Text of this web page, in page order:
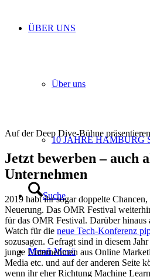
ÜBER UNS
Über uns
10 JAHRE HAMBURG
Suche
Menü Menü
Auf der Deep Dive-Bühne
Jetzt bewerben – auch
Unternehmen
2019 habt ihr sogar doppelte
Neuerung. Das OMR Festival
für das OMR Festival. Darüber hinaus
Watch für die neue Tech-Konferenz
sozusagen. Gefragt sind in diesem
junge Unternehmen aus Online
Media etc. und auf der anderen Seite
wenn ihr eher Richtung Machine